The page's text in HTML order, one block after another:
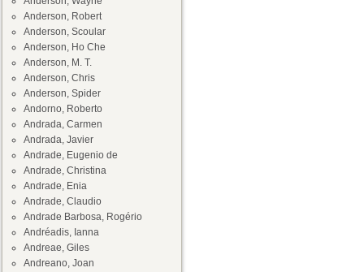
Anderson, Robert
Anderson, Scoular
Anderson, Ho Che
Anderson, M. T.
Anderson, Chris
Anderson, Spider
Andorno, Roberto
Andrada, Carmen
Andrada, Javier
Andrade, Eugenio de
Andrade, Christina
Andrade, Enia
Andrade, Claudio
Andrade Barbosa, Rogério
Andréadis, Ianna
Andreae, Giles
Andreano, Joan